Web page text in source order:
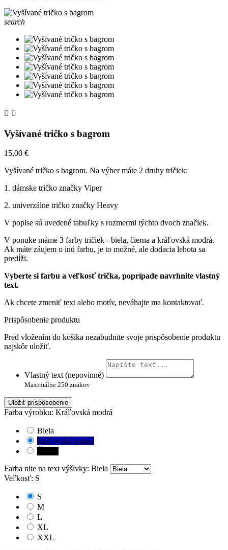
search
 
Vyšívané tričko s bagrom
15,00 €
Vyšívané tričko s bagrom. Na výber máte 2 druhy tričiek:
1. dámske tričko značky Viper
2. univerzálne tričko značky Heavy
V popise sú uvedené tabuľky s rozmermi týchto dvoch značiek.
V ponuke máme 3 farby tričiek - biela, čierna a kráľovská modrá.
Ak máte záujem o inú farbu, je to možné, ale dodacia lehota sa
predĺži.
Vyberte si farbu a veľkosť trička, poprípade navrhnite vlastný
text.
Ak chcete zmeniť text alebo motív, neváhajte ma kontaktovať.
Prispôsobenie produktu
Pred vložením do košíka nezabudnite svoje prispôsobenie produktu
najskôr uložiť.
Vlastný text (nepovinné)
Maximálne 250 znakov
Uložiť prispôsobenie
Farba výrobku: Kráľovská modrá
Biela
Kráľovská modrá
Farba nite na text výšivky: Biela
Veľkosť: S
S
M
L
XL
XXL